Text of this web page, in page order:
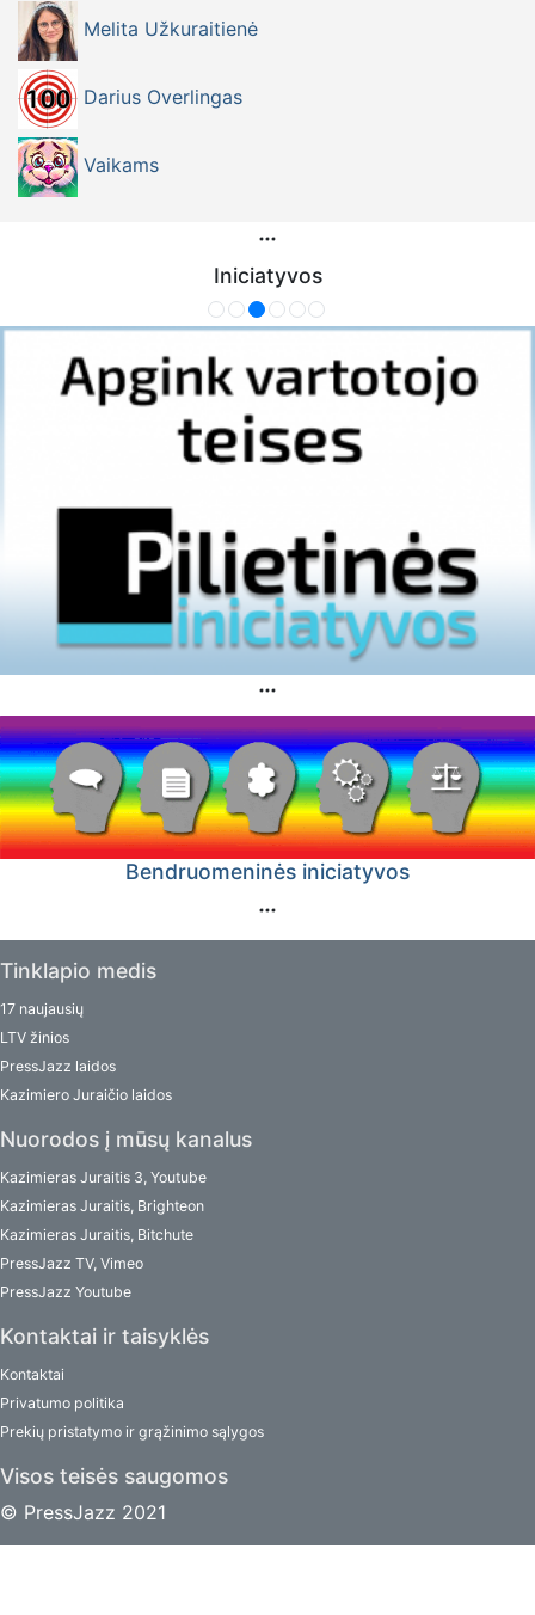
Melita Užkuraitienė
Darius Overlingas
Vaikams
Iniciatyvos
Bendruomeninės iniciatyvos
Tinklapio medis
17 naujausių
LTV žinios
PressJazz laidos
Kazimiero Juraičio laidos
Nuorodos į mūsų kanalus
Kazimieras Juraitis 3, Youtube
Kazimieras Juraitis, Brighteon
Kazimieras Juraitis, Bitchute
PressJazz TV, Vimeo
PressJazz Youtube
Kontaktai ir taisyklės
Kontaktai
Privatumo politika
Prekių pristatymo ir grąžinimo sąlygos
Visos teisės saugomos
© PressJazz 2021